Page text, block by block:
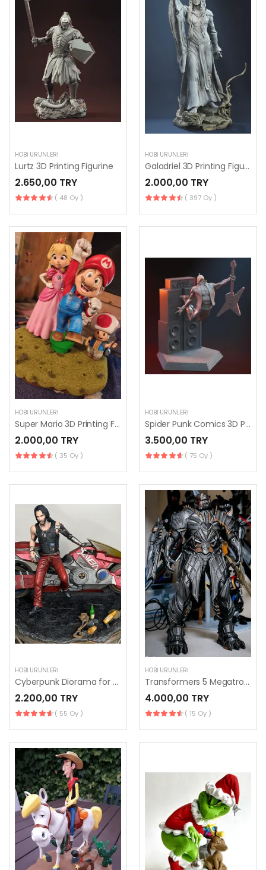
HOBI ÜRÜNLERI
Lurtz 3D Printing Figurine
2.650,00 TRY
( 48 Oy )
HOBI ÜRÜNLERI
Galadriel 3D Printing Figurine
2.000,00 TRY
( 397 Oy )
HOBI ÜRÜNLERI
Super Mario 3D Printing Figurines
2.000,00 TRY
( 35 Oy )
HOBI ÜRÜNLERI
Spider Punk Comics 3D Printing
3.500,00 TRY
( 75 Oy )
HOBI ÜRÜNLERI
Cyberpunk Diorama for 3D Printing
2.200,00 TRY
( 55 Oy )
HOBI ÜRÜNLERI
Transformers 5 Megatron 3D Printing Model
4.000,00 TRY
( 15 Oy )